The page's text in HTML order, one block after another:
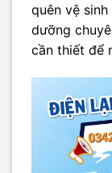
quên vệ
dưỡng
cần thiết để